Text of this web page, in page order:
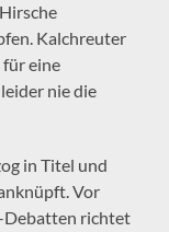
Kalchreuter
eine
nie die
in Titel und
Vor
richtet